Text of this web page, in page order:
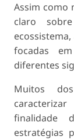
Assim como
claro
focadas
diferentes
Muitos
finalidade
estratégias